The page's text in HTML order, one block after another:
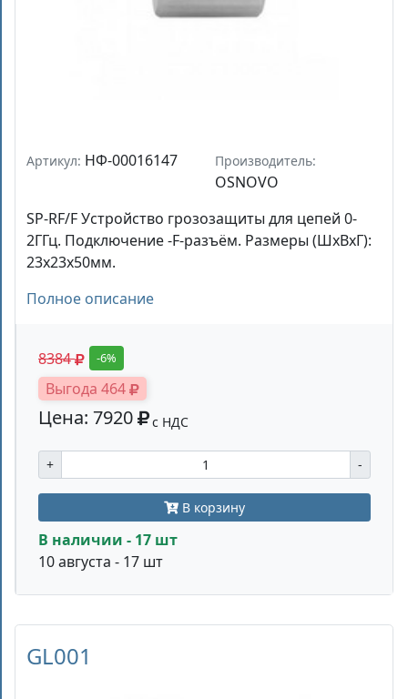
Артикул: НФ-00016147 Производитель:
OSNOVO
SP-RF/F Устройство грозозащиты для цепей 0-
2ГГц. Подключение -F-разъём. Размеры (ШxВxГ):
23х23х50мм.
Полное описание
8384 -6%
Выгода 464
Цена: 7920 с НДС
+ -
В корзину
В наличии - 17 шт
10 августа - 17 шт
GL001